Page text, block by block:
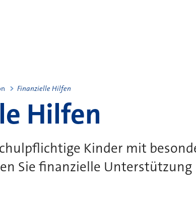
Finanzielle Hilfen
Hilfen
Kinder mit
Sie finanzielle Unterstützung